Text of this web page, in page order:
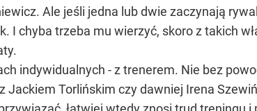
Ale jeśli jedna lub dwie zaczynają
I chyba trzeba mu wierzyć, skoro z takich
indywidualnych - z trenerem. Nie bez
Jackiem Torlińskim czy dawniej Irena